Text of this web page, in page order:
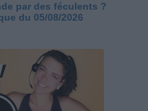
par des féculents ?
du 05/08/2026